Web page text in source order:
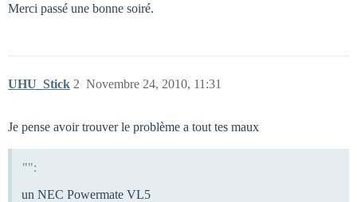
Merci passé une bonne soiré.
UHU_Stick Novembre 24, 2010, 11:31
2
Je pense avoir trouver le problème a tout tes maux
"":
un NEC Powermate VL5